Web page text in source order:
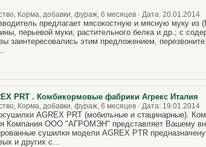
Корма, добавки, фураж, 6 месяцев · Дата: 20.01.2014
предлагает мясокостную и мясную муку из
перьевой муки, растительного белка и др.; с
заинтересовались этим предложением,
PRT . Комбикормовые фабрики Агрекс Италия
Корма, добавки, фураж, 6 месяцев · Дата: 19.01.2014
AGREX PRT (мобильные и стацинарные).
Компания ООО "АГРОМЭН" представляет Вашему
сушилки модели AGREX PTR
и других с...